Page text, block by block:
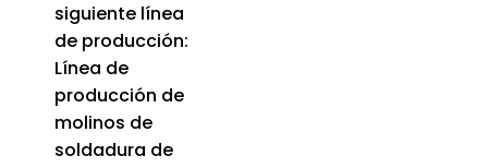
siguiente línea
de producción:
Línea de
producción de
molinos de
soldadura de